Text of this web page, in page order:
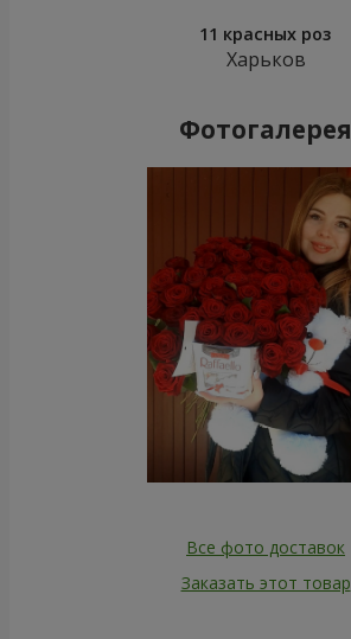
11 красных роз
Харьков
Фотогалерея
Все фото доставок
Заказать этот товар